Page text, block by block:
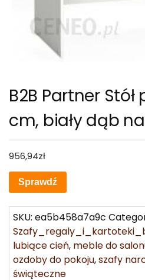
B2B Partner
cm, biały dąb
956,94zł
Sprawdź
SKU: ea5b458a7a9c
lubiące cień, meble do
ozdoby do pokoju,szafy
świąteczne